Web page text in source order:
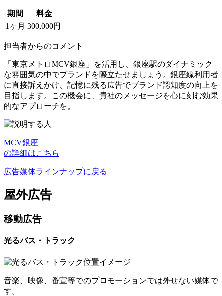
期間
料金
1ヶ月 300,000円
担当者からのコメント
「東京メトロMCV銀座」を活用し、銀座駅のダイナミック
な雰囲気の中でブランドを際立たせましょう。銀座線利用者
に直接訴えかけ、記憶に残る広告でブランド認知度の向上を
目指します。この機会に、貴社のメッセージを心に刻む効果
的なアプローチを。
MCV銀座
の詳細はこちら
広告媒体ラインナップに戻る
屋外広告
移動広告
光るバス・トラック
音楽、映像、番宣等でのプロモーションでは外せない媒体で
す。